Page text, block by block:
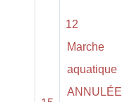
12
Marche
aquatique
ANNULÉE